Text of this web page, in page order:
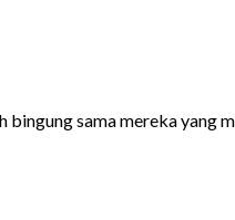
sama mereka yang